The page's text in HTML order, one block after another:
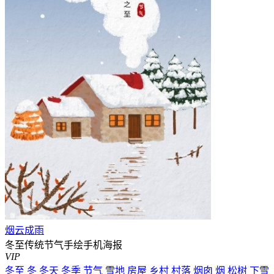
烟云成雨
冬至传统节气手绘手机海报
VIP
冬至 冬 冬天 冬季 节气 雪地 房屋 乡村 村落 烟囱 烟 松树 下雪